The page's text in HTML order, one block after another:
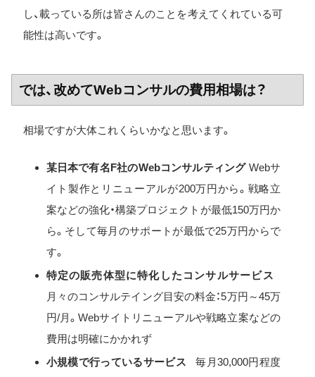
し、載っている所は皆さんのことを考えてくれている可
能性は高いです。
では、改めてWebコンサルの費用相場は？
相場ですが大体これくらいかなと思います。
某日本で有名F社のWebコンサルティングWebサ
イト製作とリニューアルが200万円から。戦略立
案などの強化・構築プロジェクトが最低150万円か
ら。そして毎月のサポートが最低で25万円からで
す。
特定の販売体型に特化したコンサルサービス
月々のコンサルテイング目安の料金：5万円～45万
円/月。Webサイトリニューアルや戦略立案などの
費用は明確にかかれず
小規模で行っているサービス 毎月30,000円程度